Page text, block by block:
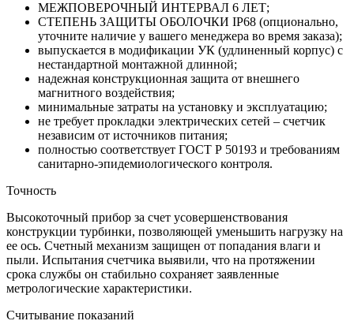
МЕЖПОВЕРОЧНЫЙ ИНТЕРВАЛ 6 ЛЕТ;
СТЕПЕНЬ ЗАЩИТЫ ОБОЛОЧКИ IP68 (опционально,
уточните наличие у вашего менеджера во время заказа);
выпускается в модификации УК (удлиненный корпус) с
нестандартной монтажной длинной;
надежная конструкционная защита от внешнего
магнитного воздействия;
минимальные затраты на установку и эксплуатацию;
не требует прокладки электрических сетей – счетчик
независим от источников питания;
полностью соответствует ГОСТ Р 50193 и требованиям
санитарно-эпидемиологического контроля.
Точность
Высокоточный прибор за счет усовершенствования
конструкции турбинки, позволяющей уменьшить нагрузку на
ее ось. Счетный механизм защищен от попадания влаги и
пыли. Испытания счетчика выявили, что на протяжении
срока службы он стабильно сохраняет заявленные
метрологические характеристики.
Считывание показаний